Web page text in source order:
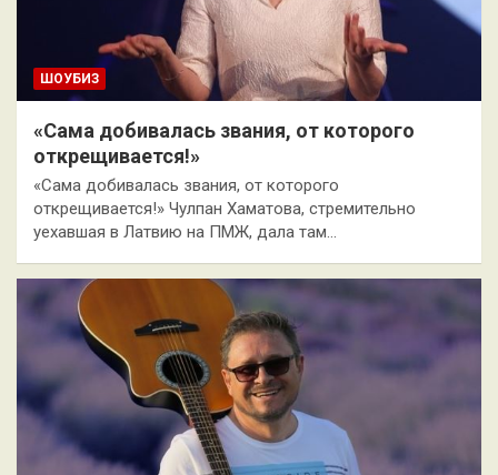
ШОУБИЗ
«Сама добивалась звания, от которого
открещивается!»
«Сама добивалась звания, от которого
открещивается!» Чулпан Хаматова, стремительно
уехавшая в Латвию на ПМЖ, дала там…